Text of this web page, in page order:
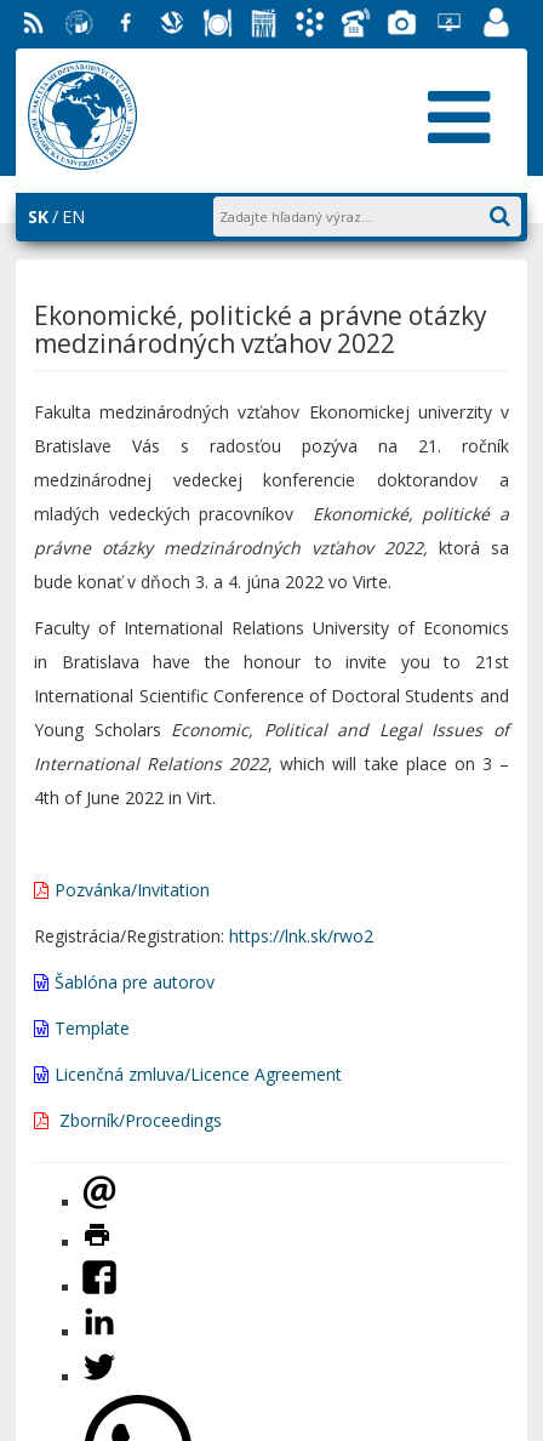
RSS EU v
Bratislave
FacebookSlovenskáStravovanie
ŠtudentskýAkademický
TelefónnyFotogaléria
Helpdesk
EUBAportál
SK EN
Ekonomické, politické a právne otázky
medzinárodných vzťahov 2022
Fakulta medzinárodných vzťahov Ekonomickej univerzity v
Bratislave Vás s radosťou pozýva na 21. ročník
medzinárodnej vedeckej konferencie doktorandov a
mladých vedeckých pracovníkov Ekonomické, politické a
právne otázky medzinárodných vzťahov 2022, ktorá sa
bude konať v dňoch 3. a 4. júna 2022 vo Virte.
Faculty of International Relations University of Economics
in Bratislava have the honour to invite you to 21st
International Scientific Conference of Doctoral Students and
Young Scholars Economic, Political and Legal Issues of
International Relations 2022, which will take place on 3 –
4th of June 2022 in Virt.
Pozvánka/Invitation
Registrácia/Registration:https://lnk.sk/rwo2
Šablóna pre autorov
Template
Licenčná zmluva/Licence Agreement
Zborník/Proceedings